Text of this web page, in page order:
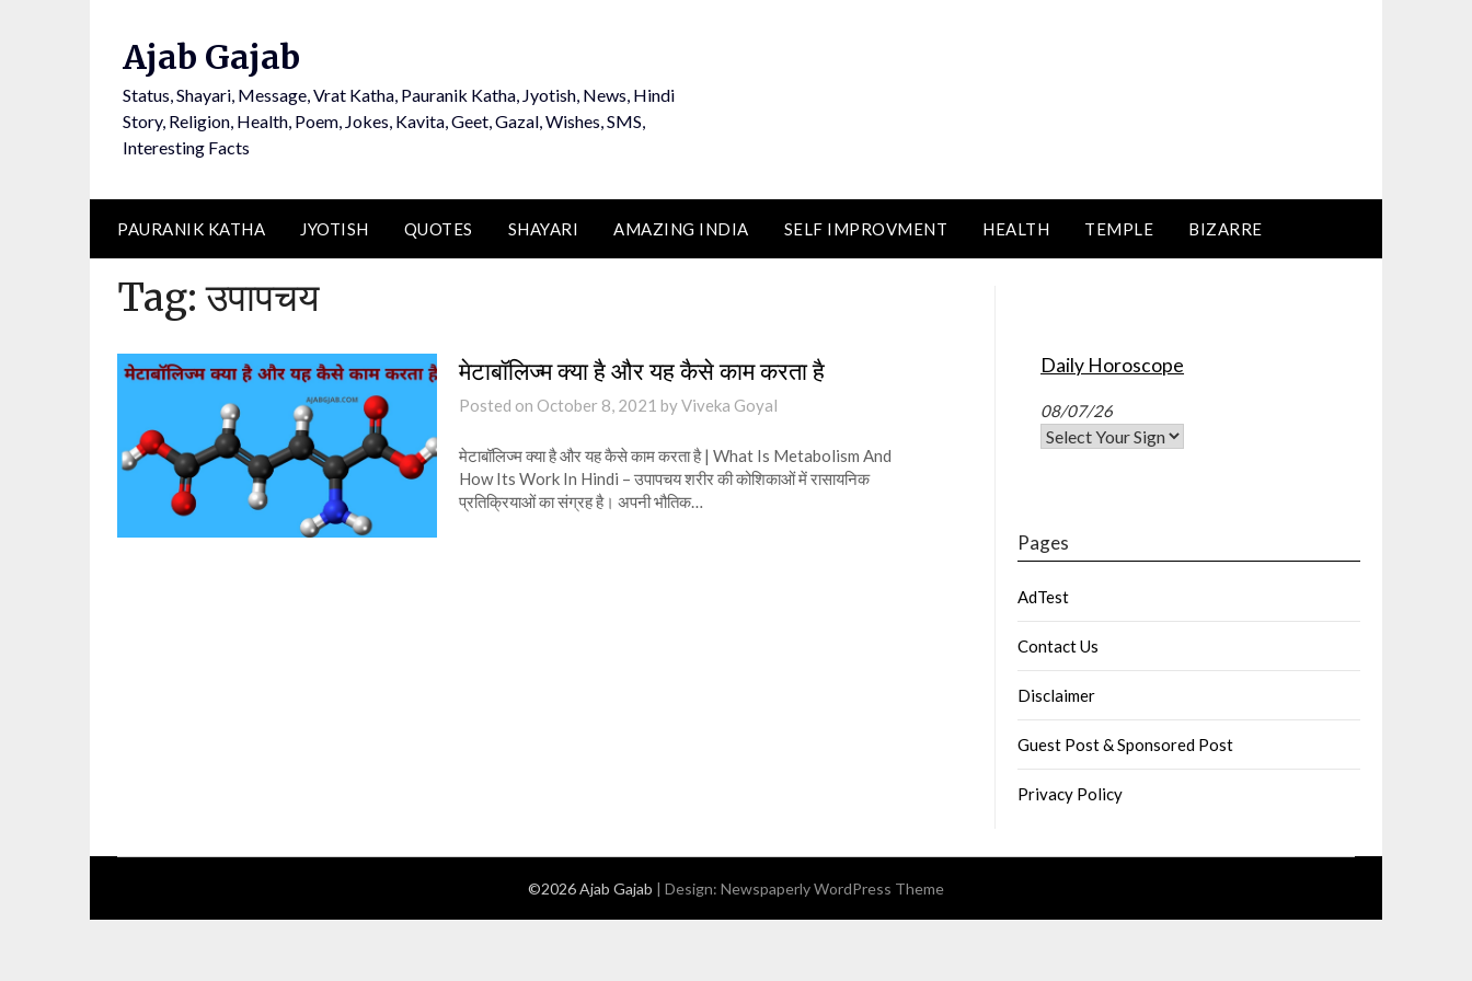
Ajab Gajab
Status, Shayari, Message, Vrat Katha, Pauranik Katha, Jyotish, News, Hindi
Story, Religion, Health, Poem, Jokes, Kavita, Geet, Gazal, Wishes, SMS,
Interesting Facts
PAURANIK KATHA JYOTISH QUOTES SHAYARI AMAZING INDIA SELF IMPROVMENT HEALTH TEMPLE BIZARRE
Tag:उपापचय
मेटाबॉलिज्म क्या है और यह कैसे काम करता है
Posted on October 8, 2021 byViveka Goyal
मेटाबॉलिज्म क्या है और यह कैसे काम करता है | What Is Metabolism And
How Its Work In Hindi – उपापचय शरीर की कोशिकाओं में रासायनिक
प्रतिक्रियाओं का संग्रह है। अपनी भौतिक…
Daily Horoscope
08/07/26
Pages
AdTest
Contact Us
Disclaimer
Guest Post & Sponsored Post
Privacy Policy
©2026 Ajab Gajab | Design: Newspaperly WordPress Theme